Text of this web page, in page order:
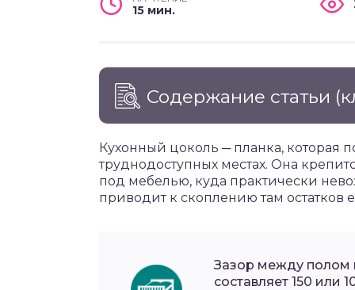
15 мин.
Содержание статьи
Кухонный цоколь ─ планка, которая
труднодоступных местах. Она
под мебелью, куда практически
приводит к скоплению там остатков
Зазор между полом
составляет 150 или